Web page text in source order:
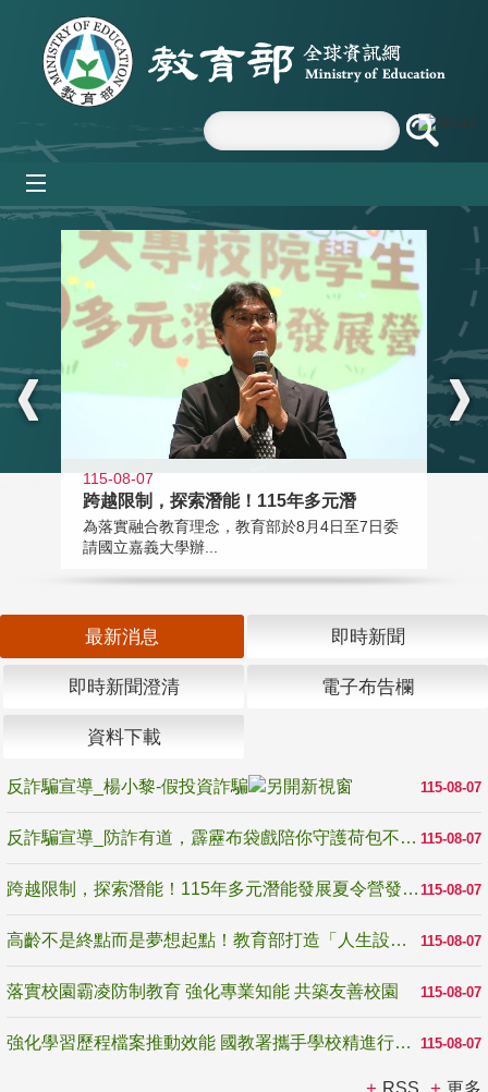
跳到主要內容區塊
:::
115-08-07
跨越限制，探索潛能！115年多元潛
為落實融合教育理念，教育部於8月4日至7日委
請國立嘉義大學辦...
最新消息 即時新聞
即時新聞澄清 電子布告欄
資料下載
115-08-07
反詐騙宣導_楊小黎-假投資詐騙
115-08-07
反詐騙宣導_防詐有道，霹靂布袋戲陪你守護荷包不受騙
115-08-07
跨越限制，探索潛能！115年多元潛能發展夏令營發掘生命無限可能
115-08-07
高齡不是終點而是夢想起點！教育部打造「人生設計夢工場」 參展第3屆高齡健康產業博覽會
115-08-07
落實校園霸凌防制教育 強化專業知能 共築友善校園
115-08-07
強化學習歷程檔案推動效能 國教署攜手學校精進行政與教學支持